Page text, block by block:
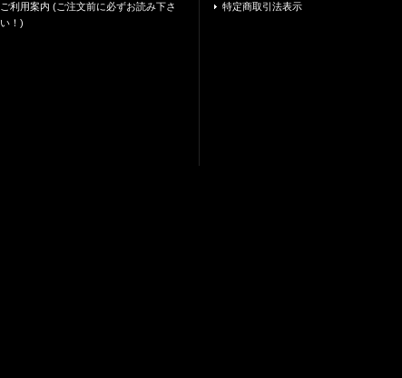
ご利用案内 (ご注文前に必ずお読み下さ
い！)
特定商取引法表示